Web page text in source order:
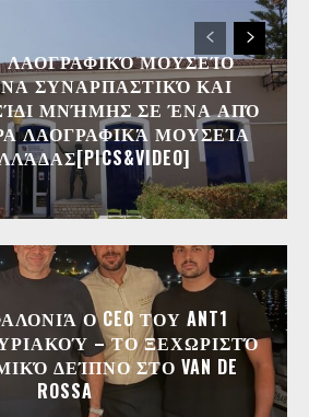
ΛΑΟΓΡΑΦΙΚΌ ΜΟΥΣΕΊΟ
ΣΥΝΑΡΠΑΣΤΙΚΌ ΚΑΙ
ΜΝΉΜΗΣ ΣΕ ΈΝΑ ΑΠΌ
ΛΑΟΓΡΑΦΙΚΆ ΜΟΥΣΕΊΑ
Ο CEO ΤΟΥ ANT1
– ΤΟ ΞΕΧΩΡΙΣΤΌ
ΔΕΊΠΝΟ ΣΤΟ VAN DE
ROSSA